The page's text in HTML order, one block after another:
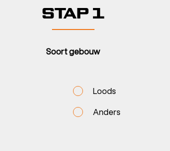
STAP 1
Soort gebouw
Loods
Anders